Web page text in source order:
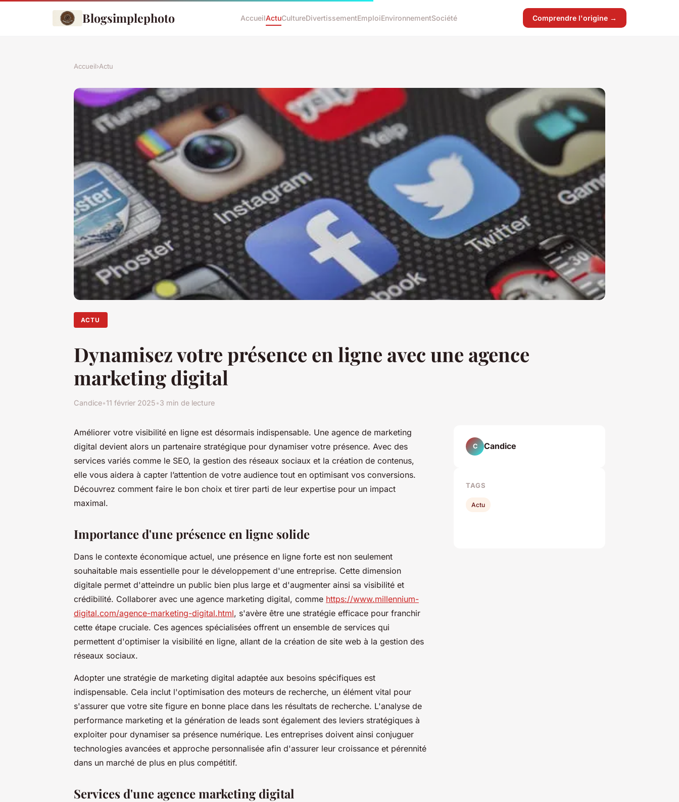
Blogsimplephoto AccueilActuCultureDivertissementEmploiEnvironnementSociété Comprendre l'origine →
Accueil›Actu
ACTU
Dynamisez votre présence en ligne avec une agence
marketing digital
Candice•11 février 2025•3 min de lecture
Améliorer votre visibilité en ligne est désormais indispensable. Une agence de marketing
digital devient alors un partenaire stratégique pour dynamiser votre présence. Avec des
services variés comme le SEO, la gestion des réseaux sociaux et la création de contenus,
elle vous aidera à capter l’attention de votre audience tout en optimisant vos conversions.
Découvrez comment faire le bon choix et tirer parti de leur expertise pour un impact
maximal.
Importance d'une présence en ligne solide
Dans le contexte économique actuel, une présence en ligne forte est non seulement
souhaitable mais essentielle pour le développement d'une entreprise. Cette dimension
digitale permet d'atteindre un public bien plus large et d'augmenter ainsi sa visibilité et
crédibilité. Collaborer avec une agence marketing digital, comme https://www.millennium-
digital.com/agence-marketing-digital.html, s'avère être une stratégie efficace pour franchir
cette étape cruciale. Ces agences spécialisées offrent un ensemble de services qui
permettent d'optimiser la visibilité en ligne, allant de la création de site web à la gestion des
réseaux sociaux.
Adopter une stratégie de marketing digital adaptée aux besoins spécifiques est
indispensable. Cela inclut l'optimisation des moteurs de recherche, un élément vital pour
s'assurer que votre site figure en bonne place dans les résultats de recherche. L'analyse de
performance marketing et la génération de leads sont également des leviers stratégiques à
exploiter pour dynamiser sa présence numérique. Les entreprises doivent ainsi conjuguer
technologies avancées et approche personnalisée afin d'assurer leur croissance et pérennité
dans un marché de plus en plus compétitif.
Services d'une agence marketing digital
C Candice
TAGS
Actu